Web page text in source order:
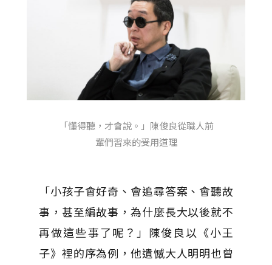
「懂得聽，才會說。」陳俊良從職人前
輩們習來的受用道理
「小孩子會好奇、會追尋答案、會聽故
事，甚至編故事，為什麼長大以後就不
再做這些事了呢？」陳俊良以《小王
子》裡的序為例，他遺憾大人明明也曾